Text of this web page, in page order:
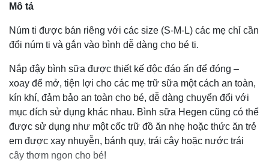
Mô tả
Núm ti được bán riêng với các size (S-M-L) các mẹ chỉ cần
đổi núm ti và gắn vào bình dễ dàng cho bé ti.
Nắp đậy bình sữa được thiết kế độc đáo ấn để đóng –
xoay để mở, tiện lợi cho các mẹ trữ sữa một cách an toàn,
kín khí, đảm bảo an toàn cho bé, dễ dàng chuyển đổi với
mục đích sử dụng khác nhau. Bình sữa Hegen cũng có thể
được sử dụng như một cốc trữ đồ ăn nhẹ hoặc thức ăn trẻ
em được xay nhuyễn, bánh quy, trái cây hoặc nước trái
cây thơm ngon cho bé!